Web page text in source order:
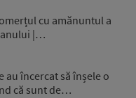
cu amănuntul a
anului |…
au încercat să înșele o
că sunt de…